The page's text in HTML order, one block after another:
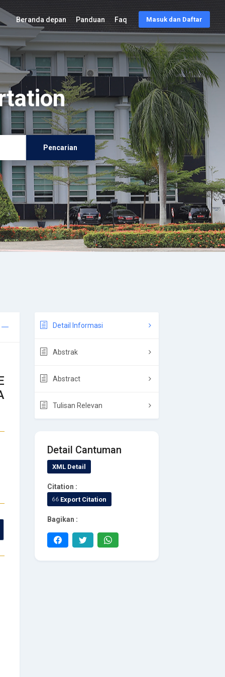
Detail Informasi
Abstrak
Abstract
Tulisan Relevan
Detail Cantuman
XML Detail
Citation :
Export Citation
Bagikan :
Masuk dan Daftar
Beranda depan Panduan Faq